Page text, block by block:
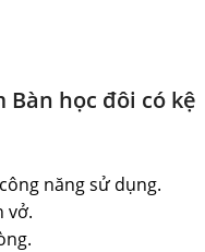
học đôi có kệ
năng sử dụng.
vở.